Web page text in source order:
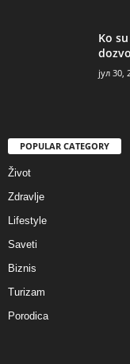
Ko
јул 30,
POPULAR CATEGORY
Život
Zdravlje
Lifestyle
Saveti
Biznis
Turizam
Porodica